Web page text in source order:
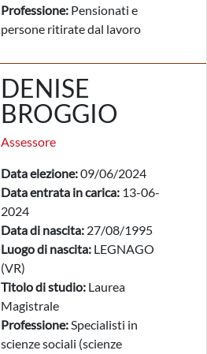
Professione: Pensionati e
persone ritirate dal lavoro
DENISE
BROGGIO
Assessore
Data elezione:09/06/2024
Data entrata in carica: 13-06-
2024
Data di nascita: 27/08/1995
Luogo di nascita: LEGNAGO
(VR)
Titolo di studio: Laurea
Magistrale
Professione:Specialisti in
scienze sociali (scienze